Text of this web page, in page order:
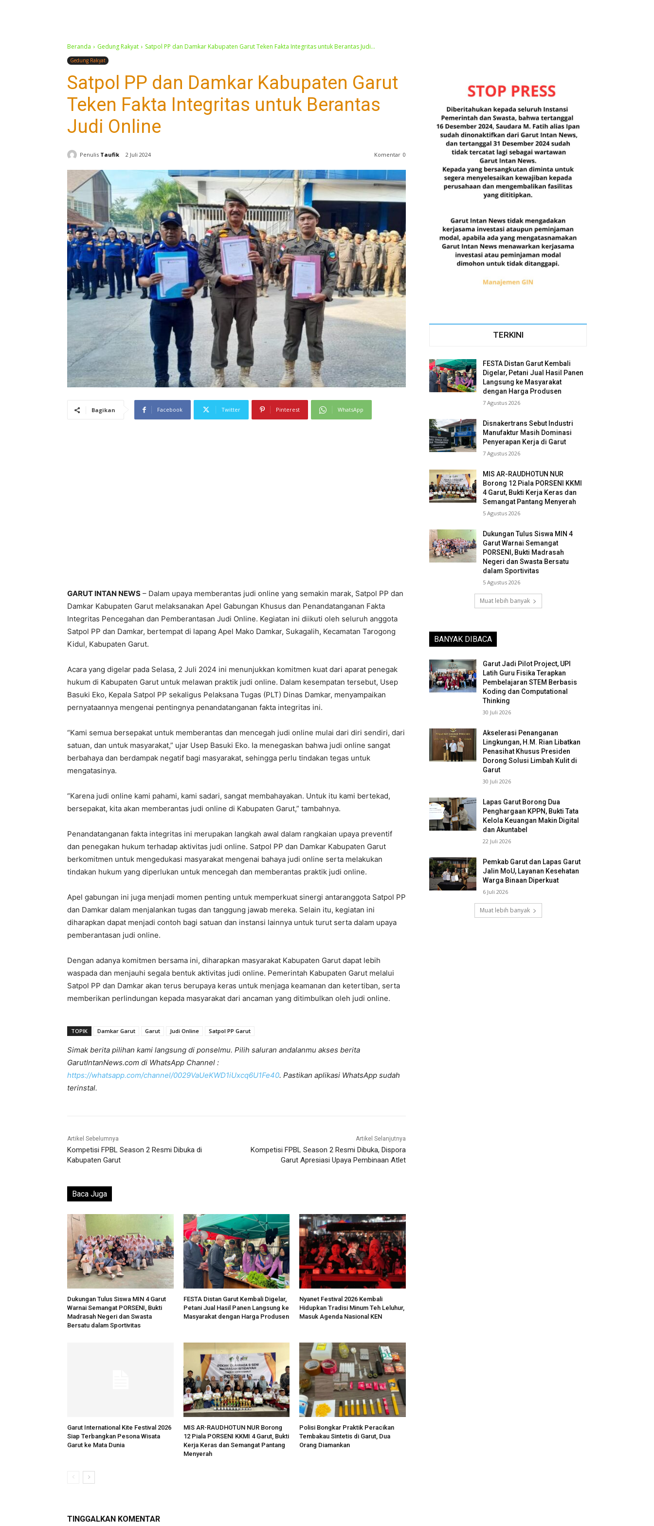
Beranda Gedung Rakyat Satpol PP dan Damkar Kabupaten Garut Teken Fakta Integritas untuk Berantas Judi...
Gedung Rakyat
Satpol PP dan Damkar Kabupaten Garut
Teken Fakta Integritas untuk Berantas
Judi Online
Penulis Taufik 2 Juli 2024 Komentar 0
Bagikan Facebook Twitter Pinterest WhatsApp
GARUT INTAN NEWS – Dalam upaya memberantas judi online yang semakin marak, Satpol PP dan
Damkar Kabupaten Garut melaksanakan Apel Gabungan Khusus dan Penandatanganan Fakta
Integritas Pencegahan dan Pemberantasan Judi Online. Kegiatan ini diikuti oleh seluruh anggota
Satpol PP dan Damkar, bertempat di lapang Apel Mako Damkar, Sukagalih, Kecamatan Tarogong
Kidul, Kabupaten Garut.
Acara yang digelar pada Selasa, 2 Juli 2024 ini menunjukkan komitmen kuat dari aparat penegak
hukum di Kabupaten Garut untuk melawan praktik judi online. Dalam kesempatan tersebut, Usep
Basuki Eko, Kepala Satpol PP sekaligus Pelaksana Tugas (PLT) Dinas Damkar, menyampaikan
pernyataannya mengenai pentingnya penandatanganan fakta integritas ini.
“Kami semua bersepakat untuk memberantas dan mencegah judi online mulai dari diri sendiri, dari
satuan, dan untuk masyarakat,” ujar Usep Basuki Eko. Ia menegaskan bahwa judi online sangat
berbahaya dan berdampak negatif bagi masyarakat, sehingga perlu tindakan tegas untuk
mengatasinya.
“Karena judi online kami pahami, kami sadari, sangat membahayakan. Untuk itu kami bertekad,
bersepakat, kita akan memberantas judi online di Kabupaten Garut,” tambahnya.
Penandatanganan fakta integritas ini merupakan langkah awal dalam rangkaian upaya preventif
dan penegakan hukum terhadap aktivitas judi online. Satpol PP dan Damkar Kabupaten Garut
berkomitmen untuk mengedukasi masyarakat mengenai bahaya judi online serta melakukan
tindakan hukum yang diperlukan untuk mencegah dan memberantas praktik judi online.
Apel gabungan ini juga menjadi momen penting untuk memperkuat sinergi antaranggota Satpol PP
dan Damkar dalam menjalankan tugas dan tanggung jawab mereka. Selain itu, kegiatan ini
diharapkan dapat menjadi contoh bagi satuan dan instansi lainnya untuk turut serta dalam upaya
pemberantasan judi online.
Dengan adanya komitmen bersama ini, diharapkan masyarakat Kabupaten Garut dapat lebih
waspada dan menjauhi segala bentuk aktivitas judi online. Pemerintah Kabupaten Garut melalui
Satpol PP dan Damkar akan terus berupaya keras untuk menjaga keamanan dan ketertiban, serta
memberikan perlindungan kepada masyarakat dari ancaman yang ditimbulkan oleh judi online.
TOPIK Damkar Garut Garut Judi Online Satpol PP Garut
Simak berita pilihan kami langsung di ponselmu. Pilih saluran andalanmu akses berita
GarutIntanNews.com di WhatsApp Channel :
https://whatsapp.com/channel/0029VaUeKWD1iUxcq6U1Fe40. Pastikan aplikasi WhatsApp sudah
terinstal.
Artikel Sebelumnya
Kompetisi FPBL Season 2 Resmi Dibuka di
Kabupaten Garut
Artikel Selanjutnya
Kompetisi FPBL Season 2 Resmi Dibuka, Dispora
Garut Apresiasi Upaya Pembinaan Atlet
Baca Juga
Dukungan Tulus Siswa MIN 4 Garut
Warnai Semangat PORSENI, Bukti
Madrasah Negeri dan Swasta
Bersatu dalam Sportivitas
FESTA Distan Garut Kembali Digelar,
Petani Jual Hasil Panen Langsung ke
Masyarakat dengan Harga Produsen
Nyanet Festival 2026 Kembali
Hidupkan Tradisi Minum Teh Leluhur,
Masuk Agenda Nasional KEN
Garut International Kite Festival 2026
Siap Terbangkan Pesona Wisata
Garut ke Mata Dunia
MIS AR-RAUDHOTUN NUR Borong
12 Piala PORSENI KKMI 4 Garut, Bukti
Kerja Keras dan Semangat Pantang
Menyerah
Polisi Bongkar Praktik Peracikan
Tembakau Sintetis di Garut, Dua
Orang Diamankan
TINGGALKAN KOMENTAR
TERKINI
FESTA Distan Garut Kembali
Digelar, Petani Jual Hasil Panen
Langsung ke Masyarakat
dengan Harga Produsen
7 Agustus 2026
Disnakertrans Sebut Industri
Manufaktur Masih Dominasi
Penyerapan Kerja di Garut
7 Agustus 2026
MIS AR-RAUDHOTUN NUR
Borong 12 Piala PORSENI KKMI
4 Garut, Bukti Kerja Keras dan
Semangat Pantang Menyerah
5 Agustus 2026
Dukungan Tulus Siswa MIN 4
Garut Warnai Semangat
PORSENI, Bukti Madrasah
Negeri dan Swasta Bersatu
dalam Sportivitas
5 Agustus 2026
Muat lebih banyak
BANYAK DIBACA
Garut Jadi Pilot Project, UPI
Latih Guru Fisika Terapkan
Pembelajaran STEM Berbasis
Koding dan Computational
Thinking
30 Juli 2026
Akselerasi Penanganan
Lingkungan, H.M. Rian Libatkan
Penasihat Khusus Presiden
Dorong Solusi Limbah Kulit di
Garut
30 Juli 2026
Lapas Garut Borong Dua
Penghargaan KPPN, Bukti Tata
Kelola Keuangan Makin Digital
dan Akuntabel
22 Juli 2026
Pemkab Garut dan Lapas Garut
Jalin MoU, Layanan Kesehatan
Warga Binaan Diperkuat
6 Juli 2026
Muat lebih banyak